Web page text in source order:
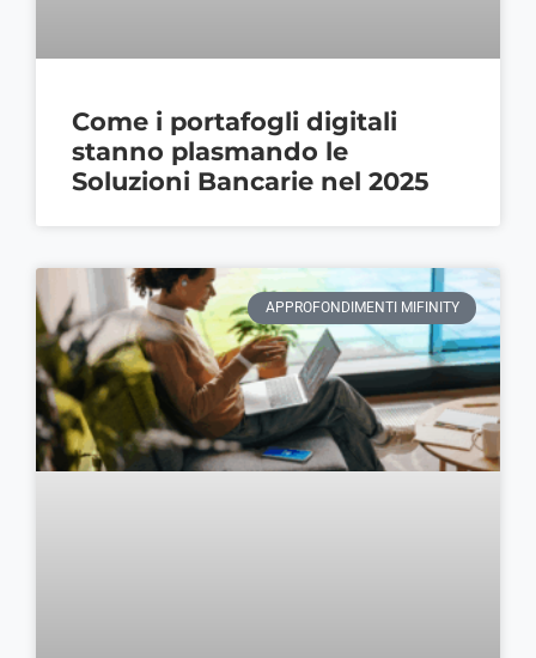
Come i portafogli digitali
stanno plasmando le
Soluzioni Bancarie nel 2025
APPROFONDIMENTI MIFINITY